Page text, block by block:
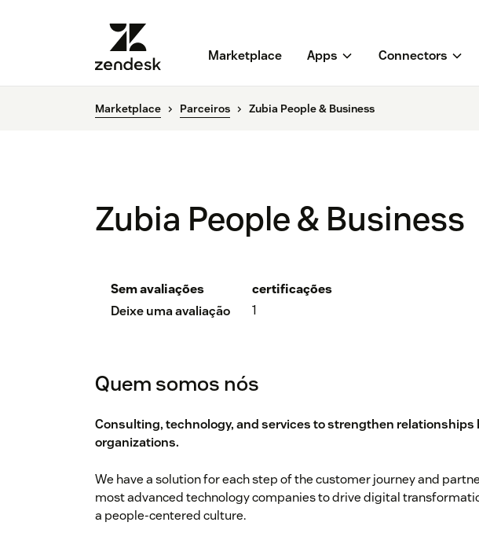
Marketplace Apps Connectors
Marketplace Parceiros Zubia People & Business
Zubia People & Business
Sem avaliações
Deixe uma avaliação
certificações
1
Quem somos nós
Consulting, technology, and services to strengthen relationships
organizations.
We have a solution for each step of the customer journey and
most advanced technology companies to drive digital
a people-centered culture.